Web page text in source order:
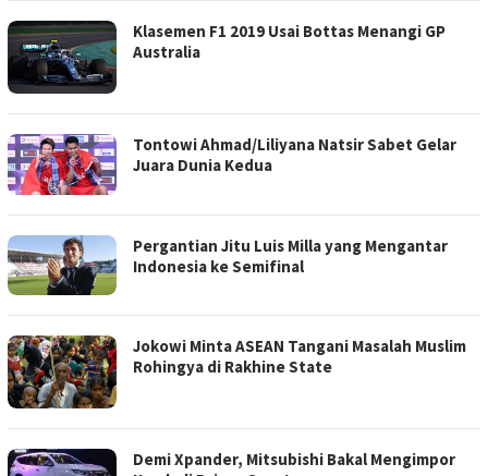
Klasemen F1 2019 Usai Bottas Menangi GP
Australia
Tontowi Ahmad/Liliyana Natsir Sabet Gelar
Juara Dunia Kedua
Pergantian Jitu Luis Milla yang Mengantar
Indonesia ke Semifinal
Jokowi Minta ASEAN Tangani Masalah Muslim
Rohingya di Rakhine State
Demi Xpander, Mitsubishi Bakal Mengimpor